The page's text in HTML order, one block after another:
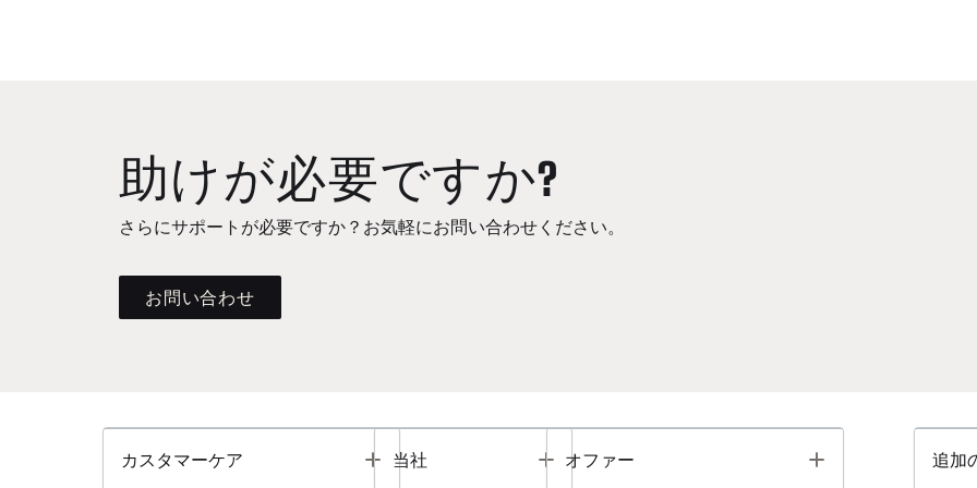
助けが必要ですか?
さらにサポートが必要ですか？お気軽にお問い合わせください。
お問い合わせ
カスタマーケア Toggle
当社 Toggle
オファー Toggle 追加